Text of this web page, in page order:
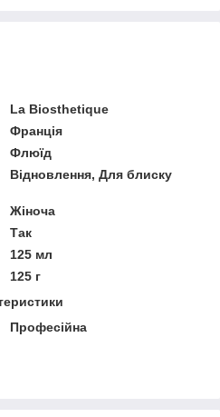
La Biosthetique
Франція
Флюїд
Відновлення, Для блиску
Жіноча
Так
125 мл
125 г
Професійна